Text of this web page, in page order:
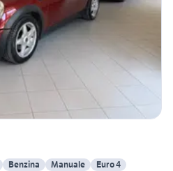
Benzina Manuale
Euro 4